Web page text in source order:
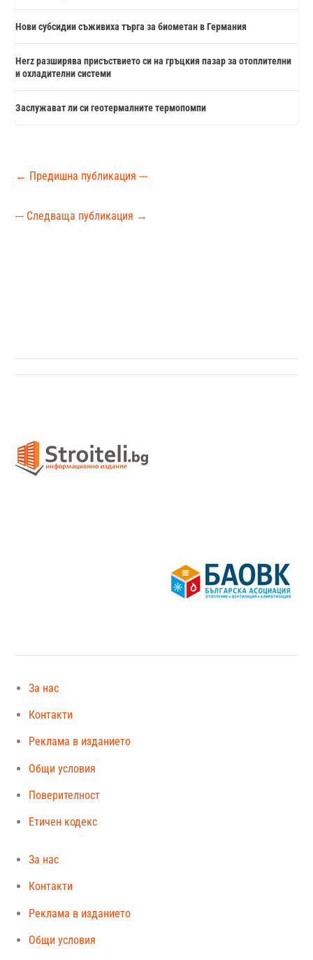
Нови субсидии съживиха търга за биометан в Германия
Herz разширява присъствието си на гръцкия пазар за отоплителни
и охладителни системи
Заслужават ли си геотермалните термопомпи
← Предишна публикация ---
--- Следваща публикация →
За нас
Контакти
Реклама в изданието
Общи условия
Поверителност
Етичен кодекс
За нас
Контакти
Реклама в изданието
Общи условия